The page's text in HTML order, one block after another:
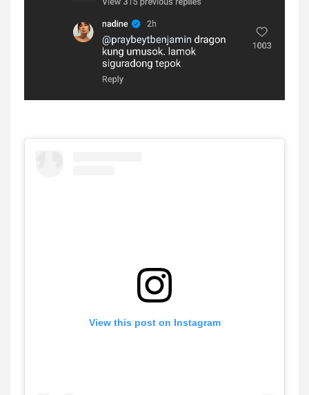
View this post on Instagram